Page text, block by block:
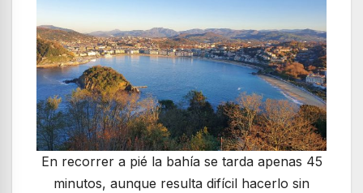
En recorrer a pié la bahía se tarda apenas 45
minutos, aunque resulta difícil hacerlo sin